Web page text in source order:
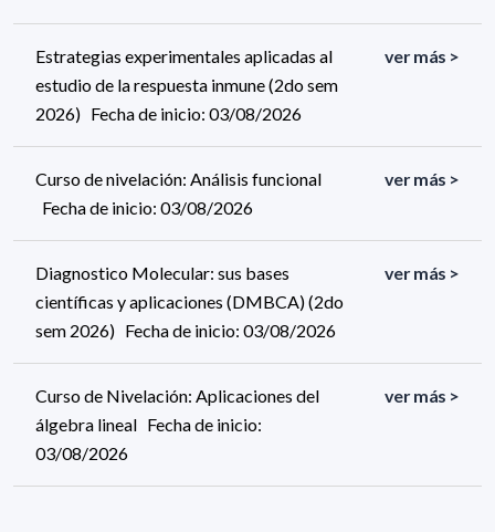
Estrategias experimentales aplicadas al
estudio de la respuesta inmune (2do sem
2026) Fecha de inicio: 03/08/2026
ver más >
Curso de nivelación: Análisis funcional
Fecha de inicio: 03/08/2026
ver más >
Diagnostico Molecular: sus bases
científicas y aplicaciones (DMBCA) (2do
sem 2026) Fecha de inicio: 03/08/2026
ver más >
Curso de Nivelación: Aplicaciones del
álgebra lineal Fecha de inicio:
03/08/2026
ver más >